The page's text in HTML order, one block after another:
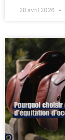
28 avril 2026